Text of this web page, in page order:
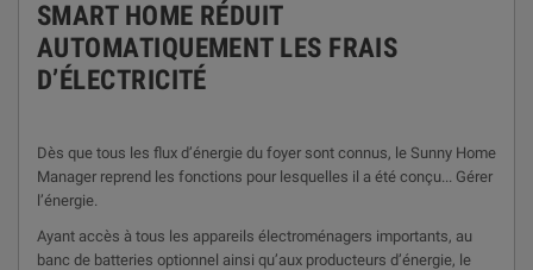
SMART HOME RÉDUIT
AUTOMATIQUEMENT LES FRAIS
D’ÉLECTRICITÉ
Dès que tous les flux d’énergie du foyer sont connus, le Sunny Home
Manager reprend les fonctions pour lesquelles il a été conçu... Gérer
l’énergie.
Ayant accès à tous les appareils électroménagers importants, au
banc de batteries optionnel ainsi qu’aux producteurs d’énergie, le